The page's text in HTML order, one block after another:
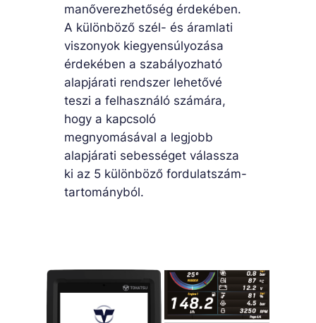
manőverezhetőség érdekében.
A különböző szél- és áramlati
viszonyok kiegyensúlyozása
érdekében a szabályozható
alapjárati rendszer lehetővé
teszi a felhasználó számára,
hogy a kapcsoló
megnyomásával a legjobb
alapjárati sebességet válassza
ki az 5 különböző fordulatszám-
tartományból.